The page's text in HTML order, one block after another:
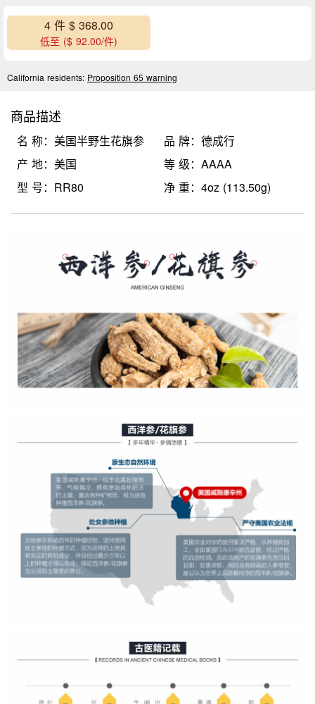
4 件 $ 368.00
低至 ($ 92.00/件)
California residents: Proposition 65 warning
商品描述
名 称：美国半野生花旗参
品 牌：德成行
产 地：美国
等 级：AAAA
型 号：RR80
净 重：4oz (113.50g)